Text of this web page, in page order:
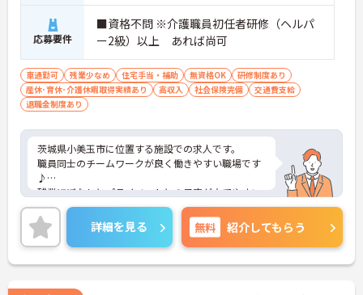
応募要件
■資格不問 ※介護職員初任者研修（ヘルパ
ー2級）以上 あれば尚可
車通勤可 残業少なめ 住宅手当・補助 無資格OK
研修制度あり
産休･育休･介護休暇取得実績あり
高収入 社会保険完備
交通費支給
退職金制度あり
茨城県小美玉市に位置する施設での求人です。
職員同士のチームワークが良く働きやすい職場です
♪
残業ほぼなしとプライベートとの予定が立てやすい
です！
また、賞与3.4ヵ月実績と頑張りを評価していただけ
ます！
ご興味のある方には、面接対策ポイントなど、さら
に詳細をお話しいたしますので、お気軽にご相談く
詳細を見る 無料 紹介してもらう